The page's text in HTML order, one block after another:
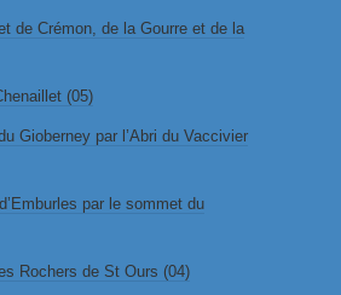
de Crémon, de la Gourre et de la
(05)
Gioberney par l’Abri du Vaccivier
par le sommet du
Rochers de St Ours (04)